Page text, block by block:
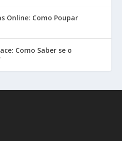
Online: Como Poupar
Como Saber se o